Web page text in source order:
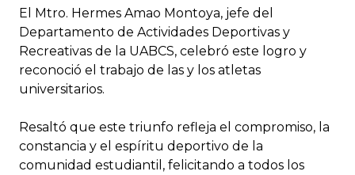
El Mtro. Hermes Amao Montoya, jefe del
Departamento de Actividades Deportivas y
Recreativas de la UABCS, celebró este logro y
reconoció el trabajo de las y los atletas
universitarios.
Resaltó que este triunfo refleja el compromiso, la
constancia y el espíritu deportivo de la
comunidad estudiantil, felicitando a todos los